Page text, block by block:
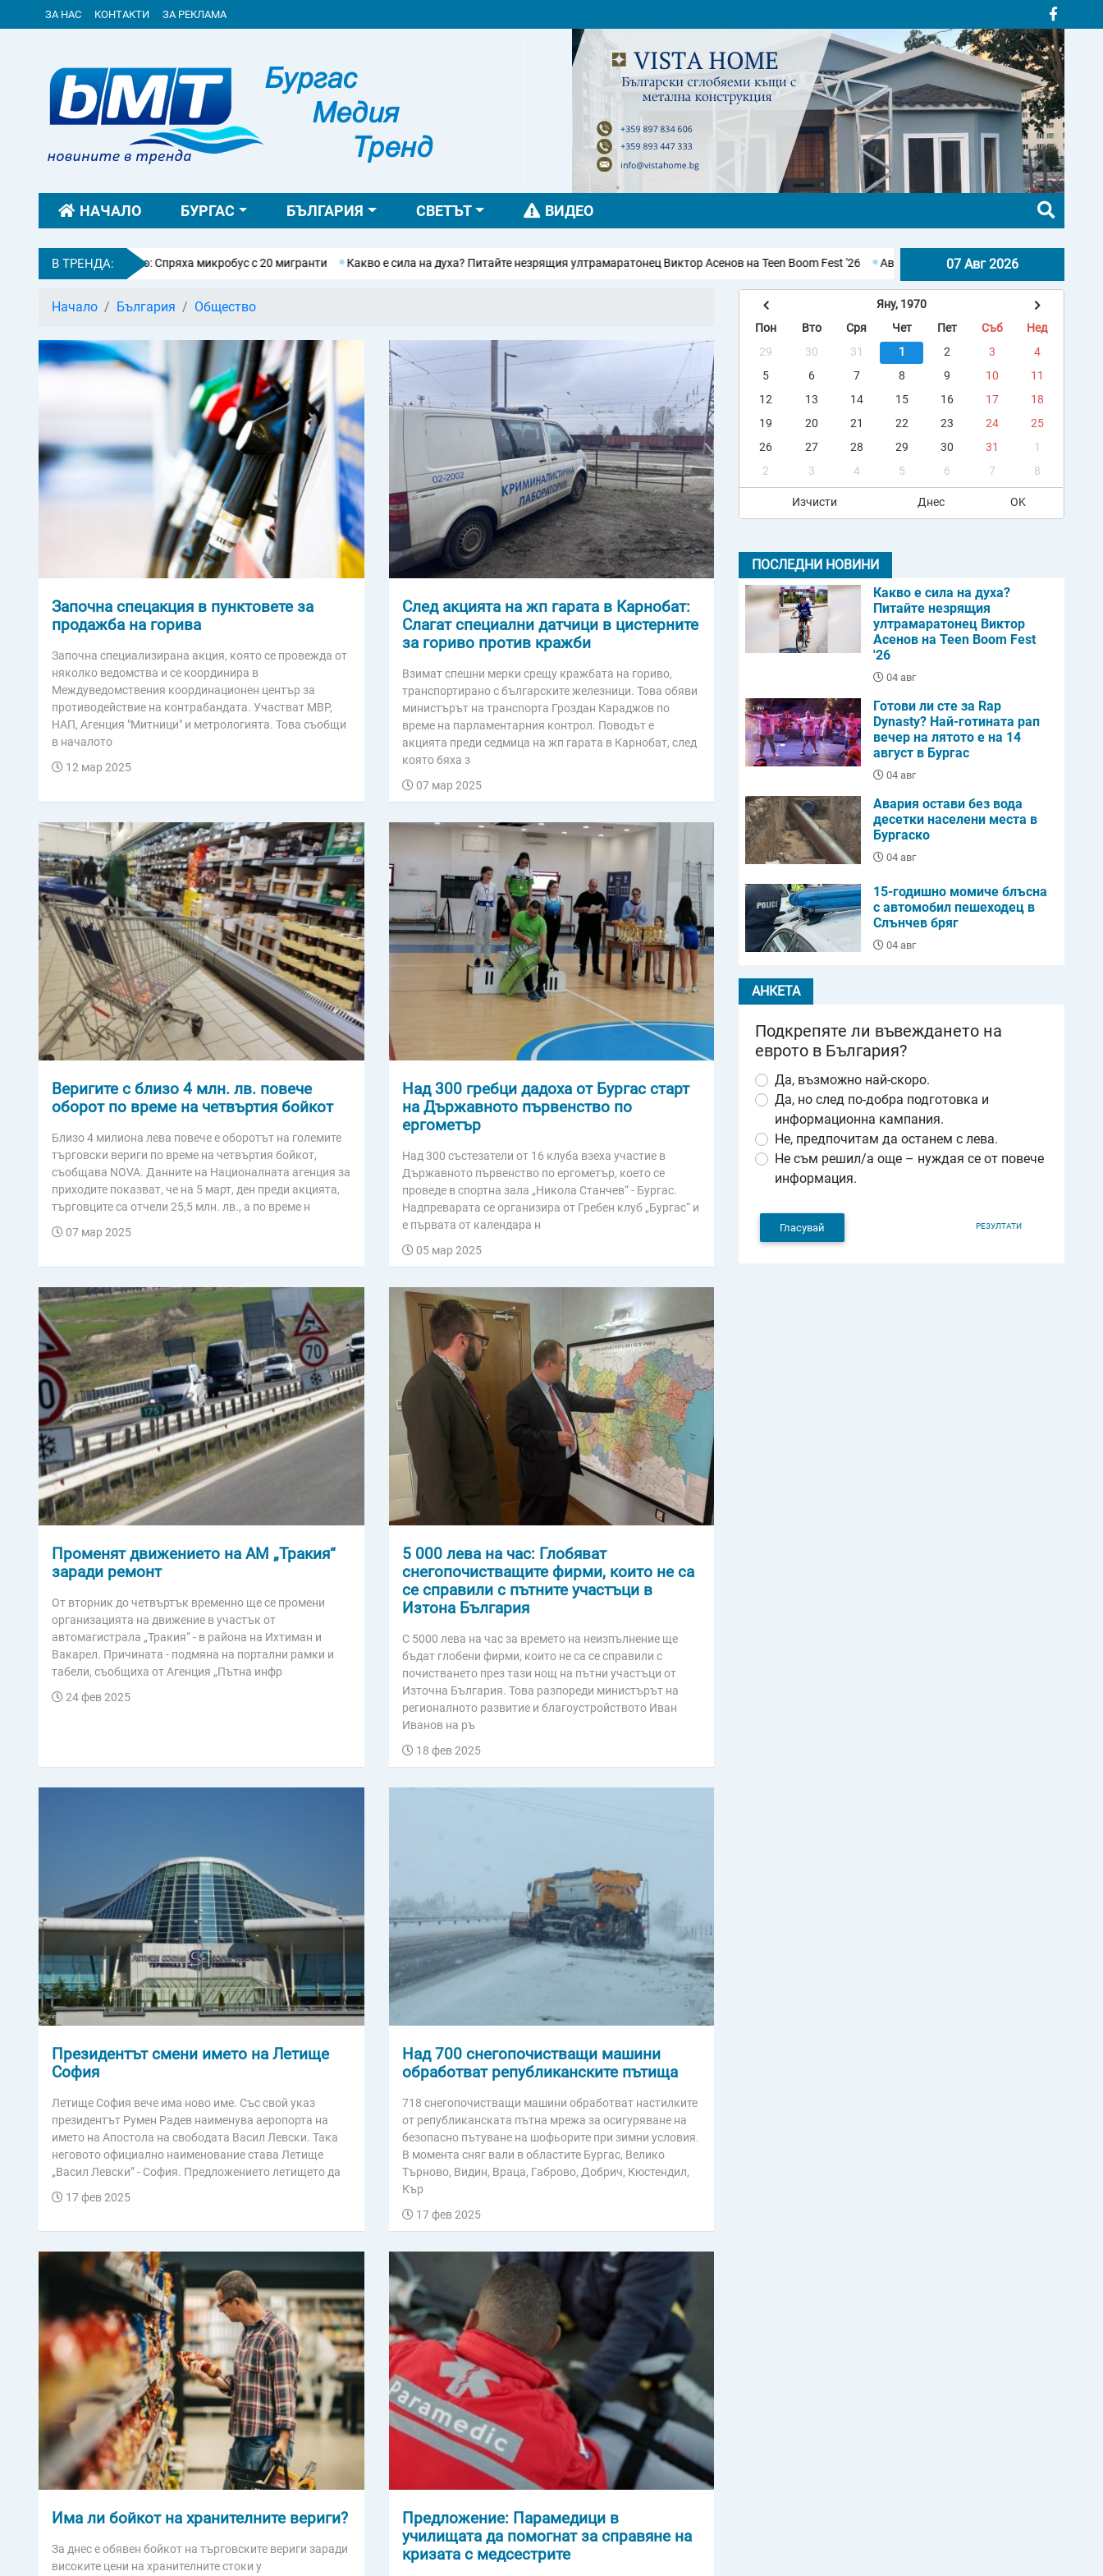
ЗА НАС КОНТАКТИ ЗА РЕКЛАМА
НАЧАЛО БУРГАС БЪЛГАРИЯ СВЕТЪТ ВИДЕО
В ТРЕНДА:
Спряха микробус с 20 мигранти Какво е сила на духа? Питайте незрящия ултрамаратонец Виктор Асенов на Teen Boom Fest '26 Авария остави без вода десетки населени места в
07 Авг 2026
Начало България Общество
Започна спецакция в пунктовете за
продажба на горива
Започна специализирана акция, която се провежда от
няколко ведомства и се координира в
Междуведомствения координационен център за
противодействие на контрабандата. Участват МВР,
НАП, Агенция "Митници" и метрологията. Това съобщи
в началото
12 мар 2025
След акцията на жп гарата в Карнобат:
Слагат специални датчици в цистерните
за гориво против кражби
Взимат спешни мерки срещу кражбата на гориво,
транспортирано с българските железници. Това обяви
министърът на транспорта Гроздан Караджов по
време на парламентарния контрол. Поводът е
акцията преди седмица на жп гарата в Карнобат, след
която бяха з
07 мар 2025
Веригите с близо 4 млн. лв. повече
оборот по време на четвъртия бойкот
Близо 4 милиона лева повече е оборотът на големите
търговски вериги по време на четвъртия бойкот,
съобщава NOVA. Данните на Националната агенция за
приходите показват, че на 5 март, ден преди акцията,
търговците са отчели 25,5 млн. лв., а по време н
07 мар 2025
Над 300 гребци дадоха от Бургас старт
на Държавното първенство по
ергометър
Над 300 състезатели от 16 клуба взеха участие в
Държавното първенство по ергометър, което се
проведе в спортна зала „Никола Станчев“ - Бургас.
Надпреварата се организира от Гребен клуб „Бургас“ и
е първата от календара н
05 мар 2025
Променят движението на АМ „Тракия“
заради ремонт
От вторник до четвъртък временно ще се промени
организацията на движение в участък от
автомагистрала „Тракия“ - в района на Ихтиман и
Вакарел. Причината - подмяна на портални рамки и
табели, съобщиха от Агенция „Пътна инфр
24 фев 2025
5 000 лева на час: Глобяват
снегопочистващите фирми, които не са
се справили с пътните участъци в
Изтона България
С 5000 лева на час за времето на неизпълнение ще
бъдат глобени фирми, които не са се справили с
почистването през тази нощ на пътни участъци от
Източна България. Това разпореди министърът на
регионалното развитие и благоустройството Иван
Иванов на ръ
18 фев 2025
Президентът смени името на Летище
София
Летище София вече има ново име. Със свой указ
президентът Румен Радев наименува аеропорта на
името на Апостола на свободата Васил Левски. Така
неговото официално наименование става Летище
„Васил Левски” - София. Предложението летището да
17 фев 2025
Над 700 снегопочистващи машини
обработват републиканските пътища
718 снегопочистващи машини обработват настилките
от републиканската пътна мрежа за осигуряване на
безопасно пътуване на шофьорите при зимни условия.
В момента сняг вали в областите Бургас, Велико
Търново, Видин, Враца, Габрово, Добрич, Кюстендил,
Кър
17 фев 2025
Има ли бойкот на хранителните вериги?
За днес е обявен бойкот на търговските вериги заради
високите цени на хранителните стоки у
Предложение: Парамедици в
училищата да помогнат за справяне на
кризата с медсестрите
Яну, 1970
Пон
Вто Сря Чет Пет Съб
Нед
29
30 31 1 2 3
4
5
6 7 8 9 10
11
12
13 14 15 16 17
18
19
20 21 22 23 24
25
26
27 28 29 30 31
1
2
3 4 5 6 7 8
Изчисти Днес OK
ПОСЛЕДНИ НОВИНИ
Какво е сила на духа?
Питайте незрящия
ултрамаратонец Виктор
Асенов на Teen Boom Fest
'26
04 авг
Готови ли сте за Rap
Dynasty? Най-готината рап
вечер на лятото е на 14
август в Бургас
04 авг
Авария остави без вода
десетки населени места в
Бургаско
04 авг
15-годишно момиче блъсна
с автомобил пешеходец в
Слънчев бряг
04 авг
АНКЕТА
Подкрепяте ли въвеждането на
еврото в България?
Да, възможно най-скоро.
Да, но след по-добра подготовка и
информационна кампания.
Не, предпочитам да останем с лева.
Не съм решил/а още – нуждая се от повече
информация.
Гласувай РЕЗУЛТАТИ